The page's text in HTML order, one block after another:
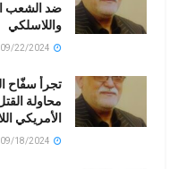
ضد الشعب
واللاسلكي
تجرأ سفّاح
محاولة
الأمريكي